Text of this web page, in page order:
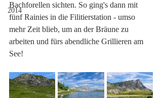
2014
Bachforellen sichten. So ging's dann mit
fünf Rainies in die Filitierstation - umso
mehr Zeit blieb, um an der Bräune zu
arbeiten und fürs abendliche Grillieren am
See!